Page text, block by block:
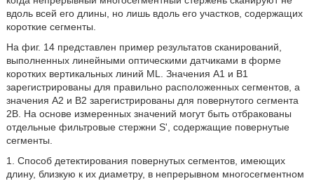
вдоль всей его длины, но лишь вдоль его участков, содержащих
короткие сегменты.
На фиг. 14 представлен пример результатов сканирований,
выполненных линейными оптическими датчиками в форме
коротких вертикальных линий ML. Значения А1 и В1
зарегистрированы для правильно расположенных сегментов, а
значения А2 и В2 зарегистрированы для повернутого сегмента
2B. На основе измеренных значений могут быть отбракованы
отдельные фильтровые стержни S', содержащие повернутые
сегменты.
1. Способ детектирования повернутых сегментов, имеющих
длину, близкую к их диаметру, в непрерывном многосегментном